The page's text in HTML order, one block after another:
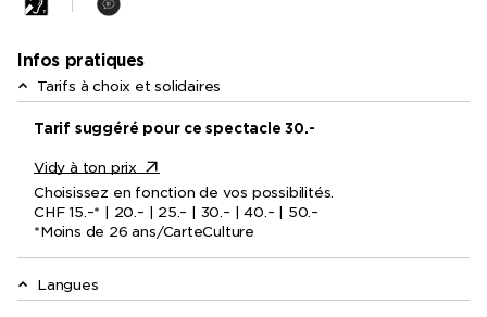
Infos pratiques
Tarifs à choix et solidaires
Tarif suggéré pour ce spectacle 30.-
Vidy à ton prix
Choisissez en fonction de vos possibilités.
CHF 15.–* | 20.– | 25.– | 30.– | 40.– | 50.–
*Moins de 26 ans/CarteCulture
Langues